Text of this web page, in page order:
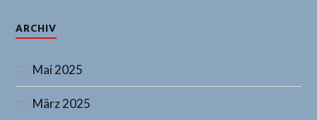
ARCHIV
Mai 2025
März 2025